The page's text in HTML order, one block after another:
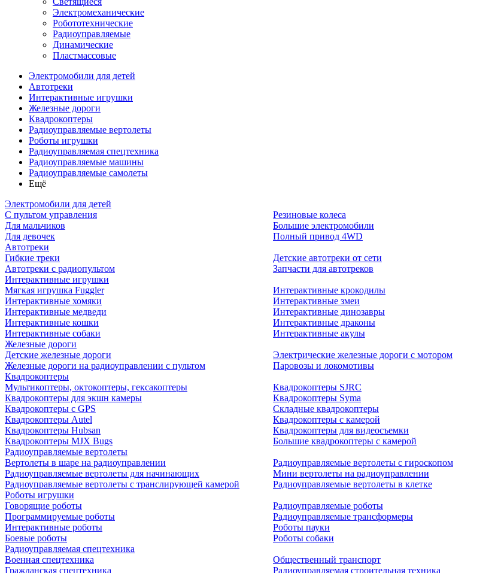
Электромеханические
Робототехнические
Радиоуправляемые
Динамические
Пластмассовые
Электромобили для детей
Автотреки
Интерактивные игрушки
Железные дороги
Квадрокоптеры
Радиоуправляемые вертолеты
Роботы игрушки
Радиоуправляемая спецтехника
Радиоуправляемые машины
Радиоуправляемые самолеты
Ещё
Электромобили для детей
С пультом управления
Для мальчиков
Для девочек
Резиновые колеса
Большие электромобили
Полный привод 4WD
Автотреки
Гибкие треки
Автотреки с радиопультом
Детские автотреки от сети
Запчасти для автотреков
Интерактивные игрушки
Мягкая игрушка Fuggler
Интерактивные хомяки
Интерактивные медведи
Интерактивные кошки
Интерактивные собаки
Интерактивные крокодилы
Интерактивные змеи
Интерактивные динозавры
Интерактивные драконы
Интерактивные акулы
Железные дороги
Детские железные дороги
Железные дороги на радиоуправлении с пультом
Электрические железные дороги с мотором
Паровозы и локомотивы
Квадрокоптеры
Мультикоптеры, октокоптеры, гексакоптеры
Квадрокоптеры для экшн камеры
Квадрокоптеры с GPS
Квадрокоптеры Autel
Квадрокоптеры Hubsan
Квадрокоптеры MJX Bugs
Квадрокоптеры SJRC
Квадрокоптеры Syma
Складные квадрокоптеры
Квадрокоптеры с камерой
Квадрокоптеры для видеосъемки
Большие квадрокоптеры с камерой
Радиоуправляемые вертолеты
Вертолеты в шаре на радиоуправлении
Радиоуправляемые вертолеты для начинающих
Радиоуправляемые вертолеты с транслирующей камерой
Радиоуправляемые вертолеты с гироскопом
Мини вертолеты на радиоуправлении
Радиоуправляемые вертолеты в клетке
Роботы игрушки
Говорящие роботы
Программируемые роботы
Интерактивные роботы
Боевые роботы
Радиоуправляемые роботы
Радиоуправляемые трансформеры
Роботы пауки
Роботы собаки
Радиоуправляемая спецтехника
Военная спецтехника
Гражданская спецтехника
Общественный транспорт
Радиоуправляемая строительная техника